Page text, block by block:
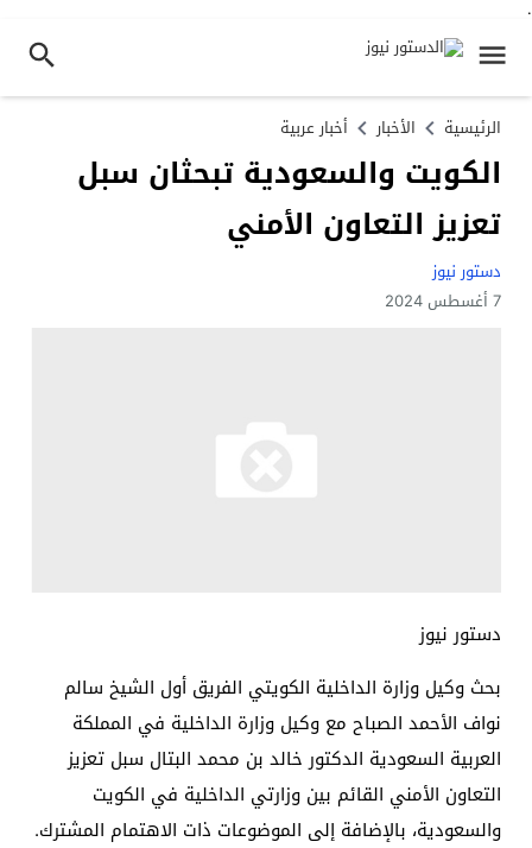
.
الرئيسية الأخبار أخبار عربية
الكويت والسعودية تبحثان سبل
تعزيز التعاون الأمني
دستور نيوز
7 أغسطس 2024
دستور نيوز
بحث وكيل وزارة الداخلية الكويتي الفريق أول الشيخ سالم
نواف الأحمد الصباح مع وكيل وزارة الداخلية في المملكة
العربية السعودية الدكتور خالد بن محمد البتال سبل تعزيز
التعاون الأمني ​​القائم بين وزارتي الداخلية في الكويت
والسعودية، بالإضافة إلى الموضوعات ذات الاهتمام المشترك.